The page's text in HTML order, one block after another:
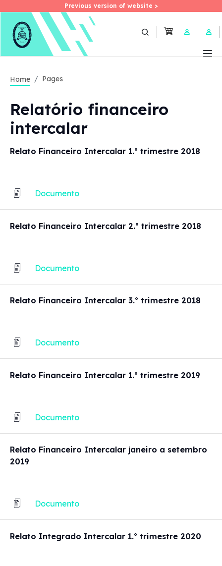
Skip
Previous version of website >
Previous version of website >
User
Home Pages
Relatório financeiro
intercalar
Relato Financeiro Intercalar 1.º trimestre 2018
Documento
Relato Financeiro Intercalar 2.º trimestre 2018
Documento
Relato Financeiro Intercalar 3.º trimestre 2018
Documento
Relato Financeiro Intercalar 1.º trimestre 2019
Documento
Relato Financeiro Intercalar janeiro a setembro
2019
Documento
Relato Integrado Intercalar 1.º trimestre 2020